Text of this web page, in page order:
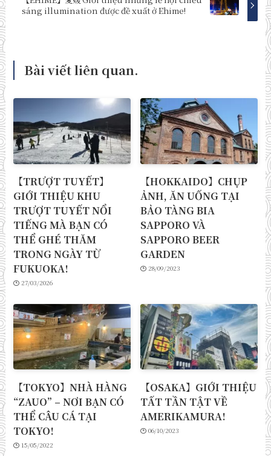
sáng illumination được đề xuất ở Ehime!
Bài viết liên quan.
【TRƯỢT TUYẾT】
GIỚI THIỆU KHU
TRƯỢT TUYẾT NỔI
TIẾNG MÀ BẠN CÓ
THỂ GHÉ THĂM
TRONG NGÀY TỪ
FUKUOKA!
27/03/2026
【HOKKAIDO】CHỤP
ẢNH, ĂN UỐNG TẠI
BẢO TÀNG BIA
SAPPORO VÀ
SAPPORO BEER
GARDEN
28/09/2023
【TOKYO】NHÀ HÀNG
“ZAUO” – NƠI BẠN CÓ
THỂ CÂU CÁ TẠI
TOKYO!
15/05/2022
【OSAKA】GIỚI THIỆU
TẤT TẦN TẬT VỀ
AMERIKAMURA!
06/10/2023